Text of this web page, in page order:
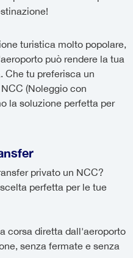
turistica molto popolare,
può rendere la tua
Che tu preferisca un
(Noleggio con
la soluzione perfetta per
privato un NCC?
perfetta per le tue
corsa diretta dall'aeroporto
senza fermate e senza